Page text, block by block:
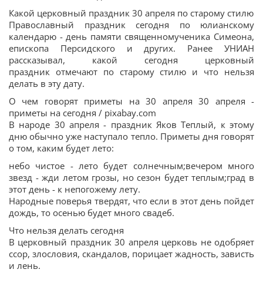
Какой церковный праздник 30 апреля по старому стилю
Православный праздник сегодня по юлианскому
календарю - день памяти священномученика Симеона,
епископа Персидского и других. Ранее УНИАН
рассказывал, какой сегодня церковный
праздник отмечают по старому стилю и что нельзя
делать в эту дату.
О чем говорят приметы на 30 апреля 30 апреля -
приметы на сегодня / pixabay.com
В народе 30 апреля - праздник Яков Теплый, к этому
дню обычно уже наступало тепло. Приметы дня говорят
о том, каким будет лето:
небо чистое - лето будет солнечным;вечером много
звезд - жди летом грозы, но сезон будет теплым;град в
этот день - к непогожему лету.
Народные поверья твердят, что если в этот день пойдет
дождь, то осенью будет много свадеб.
Что нельзя делать сегодня
В церковный праздник 30 апреля церковь не одобряет
ссор, злословия, скандалов, порицает жадность, зависть
и лень.